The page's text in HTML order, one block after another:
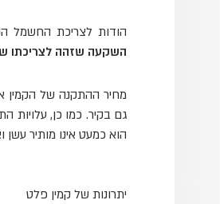
הודות לצריכת החשמל
השקעה שזהה לצריכתו של קמין
הוא כמעט אינו מותיר עשן
יתרונות של קמין פלט